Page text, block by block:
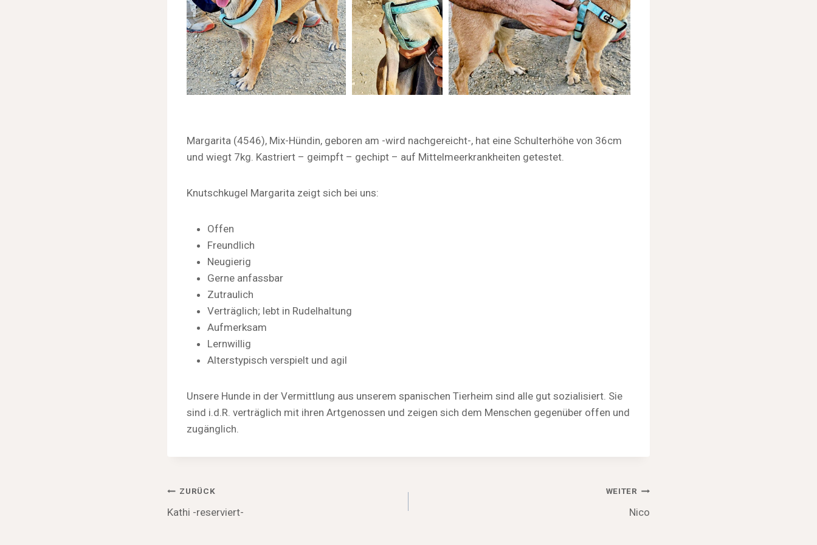
Margarita (4546), Mix-Hündin, geboren am -wird nachgereicht-, hat eine Schulterhöhe von 36cm
und wiegt 7kg. Kastriert – geimpft – gechipt – auf Mittelmeerkrankheiten getestet.
Knutschkugel Margarita zeigt sich bei uns:
Offen
Freundlich
Neugierig
Gerne anfassbar
Zutraulich
Verträglich; lebt in Rudelhaltung
Aufmerksam
Lernwillig
Alterstypisch verspielt und agil
Unsere Hunde in der Vermittlung aus unserem spanischen Tierheim sind alle gut sozialisiert. Sie
sind i.d.R. verträglich mit ihren Artgenossen und zeigen sich dem Menschen gegenüber offen und
zugänglich.
Beitragsnavigation
ZURÜCK
Kathi -reserviert-
WEITER
Nico